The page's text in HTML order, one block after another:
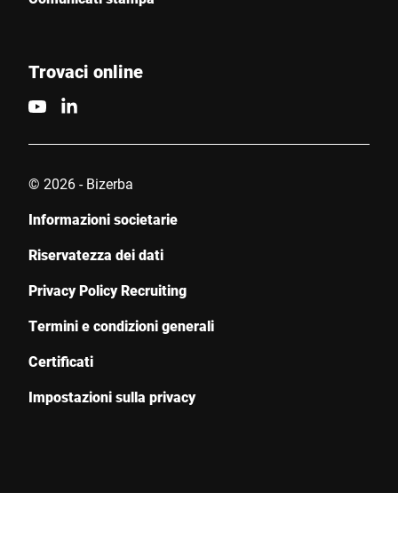
Trovaci online
© 2026 - Bizerba
Informazioni societarie
Riservatezza dei dati
Privacy Policy Recruiting
Termini e condizioni generali
Certificati
Impostazioni sulla privacy